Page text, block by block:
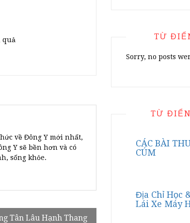
quả
về Đông Y mới nhất,
Y sẽ bền hơn và có
sống khỏe.
Tân Lâu Hạnh Thang
TỪ
Sorry, no posts
TỪ
CÁC BÀI
CÚM
Địa Chỉ Học
Lái Xe Máy